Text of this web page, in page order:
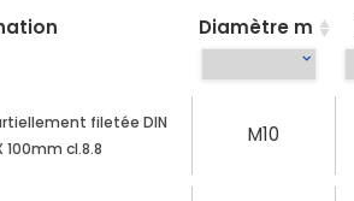
Diamètre m
filetée DIN
100mm cl.8.8
M10